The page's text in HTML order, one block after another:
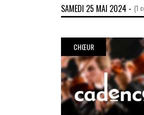
SAMEDI 25 MAI 2024 - (1
CHŒUR